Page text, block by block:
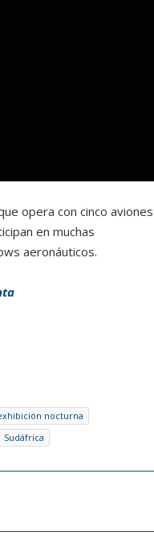
opera con cinco aviones
en muchas
aeronáuticos.
nocturna
Sudáfrica